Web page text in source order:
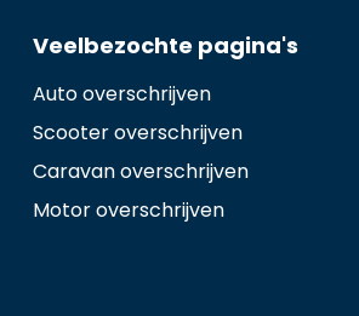
Veelbezochte pagina's
Auto overschrijven
Scooter overschrijven
Caravan overschrijven
Motor overschrijven